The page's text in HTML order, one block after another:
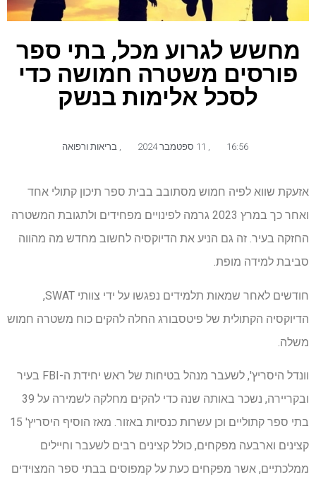
מחשש לגרוע מכל, בתי ספר
פורסים משטרה חמושה כדי
לסכל אלימות בנשק
16:56 בריאות ורפואה
אזעקת שווא לפיה חמוש מסתובב בבית ספר תיכון קתולי אחד
ואחר כך במרץ 2023 גרמה לפינויים מפחידים ולתגובת המשטרה
החזקה בעיר. זה גם הניע את הדיוקסיה לחשוב מחדש מה מהווה
סביבת למידה מופת.
חודשים לאחר שמאות תלמידים נפגשו על ידי צוותי SWAT,
הדיוקסיה הקתולית של פיטסבורג החלה להקים כוח משטרה חמוש
משלה.
וונדל היסריץ', לשעבר מנהל בטיחות של ראש יחידת ה-FBI בעיר
ובקריירה, נשכר באותה שנה כדי להקים מחלקה לשמירה על 39
בתי ספר קתוליים וכן עשרות כנסיות באזור. מאז הוסיף היסריץ' 15
קצינים וארבעה מפקחים, כולל קצינים רבים לשעבר וחיילים
ממלכתיים, אשר מפקחים כעת על קמפוסים בבתי ספר המצוידים